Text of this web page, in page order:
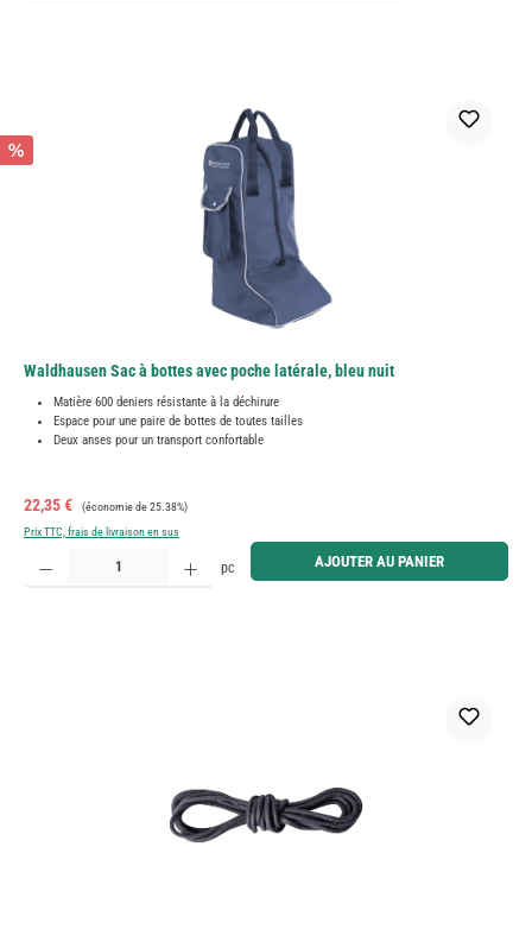
%
Waldhausen Sac à bottes avec poche latérale, bleu nuit
Matière 600 deniers résistante à la déchirure
Espace pour une paire de bottes de toutes tailles
Deux anses pour un transport confortable
Prix de vente :
22,35 € Prix régulier :
(économie de 25.38%)
Prix TTC, frais de livraison en sus
Quantité de produit : Entrez la quantité souhaitée ou utilisez les boutons pour augmenter ou
pc AJOUTER AU PANIER